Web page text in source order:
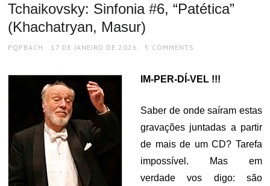
Tchaikovsky: Sinfonia #6, “Patética”
(Khachatryan, Masur)
AUTHOR
PQPBACH
POSTED
17 DE JANEIRO DE 2026 5 COMMENTS
IM-PER-DÍ-VEL !!!
Saber de onde saíram estas
gravações juntadas a partir
de mais de um CD? Tarefa
impossível. Mas em
verdade vos digo: são